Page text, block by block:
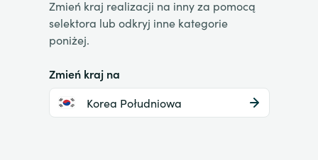
Zmień kraj realizacji na inny za pomocą
selektora lub odkryj inne kategorie
poniżej.
Zmień kraj na
Korea Południowa